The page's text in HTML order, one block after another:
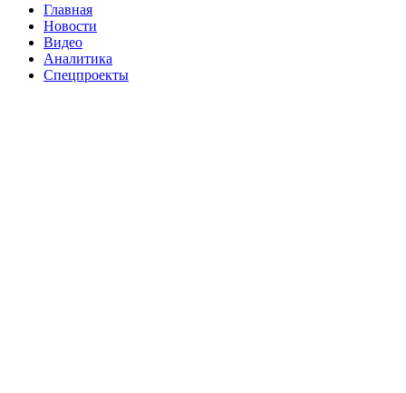
Главная
Новости
Видео
Аналитика
Спецпроекты